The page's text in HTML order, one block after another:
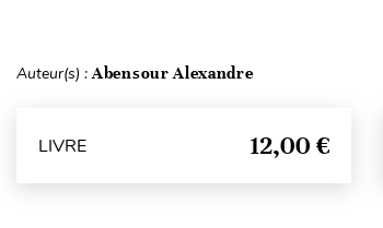
Auteur(s) :Abensour Alexandre
LIVRE 12,00 €